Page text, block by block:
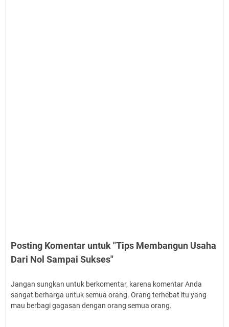
Posting Komentar untuk "Tips Membangun Usaha
Dari Nol Sampai Sukses"
Jangan sungkan untuk berkomentar, karena komentar Anda
sangat berharga untuk semua orang. Orang terhebat itu yang
mau berbagi gagasan dengan orang semua orang.